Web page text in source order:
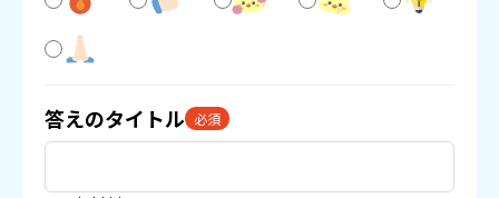
答えのタイトル 必須